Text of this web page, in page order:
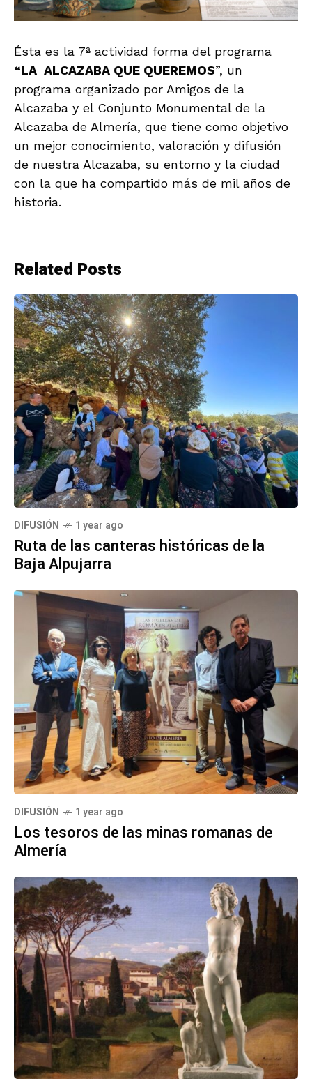
Ésta es la 7ª actividad forma del programa
“LA ALCAZABA QUE QUEREMOS”, un
programa organizado por Amigos de la
Alcazaba y el Conjunto Monumental de la
Alcazaba de Almería, que tiene como objetivo
un mejor conocimiento, valoración y difusión
de nuestra Alcazaba, su entorno y la ciudad
con la que ha compartido más de mil años de
historia.
Related Posts
DIFUSIÓN 1 year ago
Ruta de las canteras históricas de la
Baja Alpujarra
DIFUSIÓN 1 year ago
Los tesoros de las minas romanas de
Almería